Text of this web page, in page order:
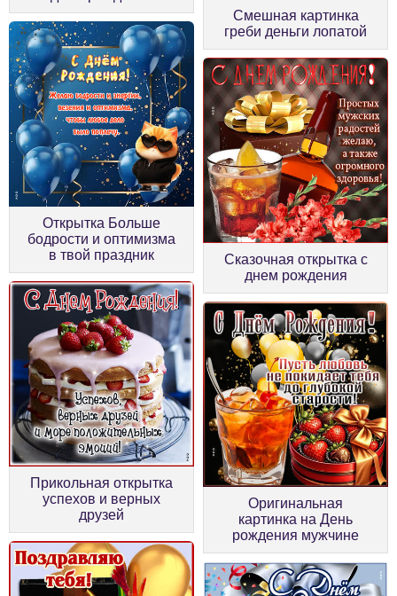
Смешная картинка
греби деньги лопатой
Открытка Больше
бодрости и оптимизма
в твой праздник
Сказочная открытка с
днем рождения
Прикольная открытка
успехов и верных
друзей
Оригинальная
картинка на День
рождения мужчине